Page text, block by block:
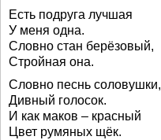
Есть подруга лучшая
У меня одна.
Словно стан берёзовый,
Стройная она.
Словно песнь соловушки,
Дивный голосок.
И как маков – красный
Цвет румяных щёк.